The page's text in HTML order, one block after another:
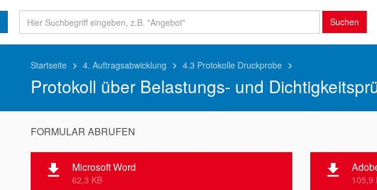
Suchen
Startseite keyboard_arrow_right 4. Auftragsabwicklung keyboard_arrow_right 4.3 Protokolle Druckprobe keyboard_arrow_right
Protokoll über Belastungs- und
FORMULAR ABRUFEN
file_download Microsoft Word
62,3 KB file_download 105,9